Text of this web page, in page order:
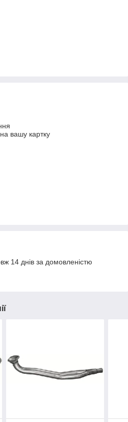
вашу картку
14 днів за домовленістю